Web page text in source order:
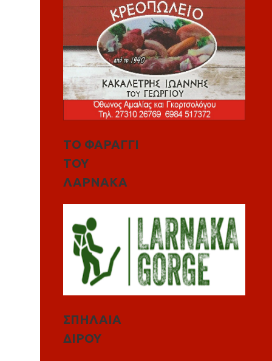
ΤΟ ΦΑΡΑΓΓΙ
ΤΟΥ
ΛΑΡΝΑΚΑ
ΣΠΗΛΑΙΑ
ΔΙΡΟΥ